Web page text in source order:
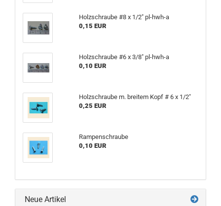
Holzschraube #8 x 1/2" pl-hwh-a
0,15 EUR
Holzschraube #6 x 3/8" pl-hwh-a
0,10 EUR
Holzschraube m. breitem Kopf # 6 x 1/2"
0,25 EUR
Rampenschraube
0,10 EUR
Neue Artikel